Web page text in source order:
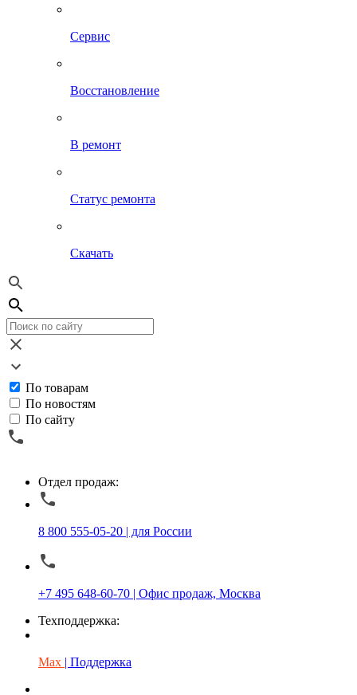
Сервис
Восстановление
В ремонт
Статус ремонта
Скачать
По товарам
По новостям
По сайту
Отдел продаж:
8 800 555-05-20 | для России
+7 495 648-60-70 | Офис продаж, Москва
Техподдержка:
Max | Поддержка